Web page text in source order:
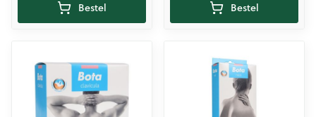
Bestel Bestel